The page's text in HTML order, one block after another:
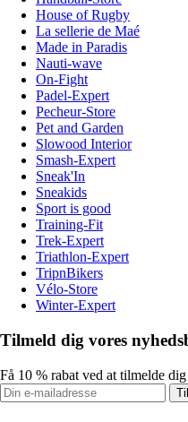
House of Rugby
La sellerie de Maé
Made in Paradis
Nauti-wave
On-Fight
Padel-Expert
Pecheur-Store
Pet and Garden
Slowood Interior
Smash-Expert
Sneak'In
Sneakids
Sport is good
Training-Fit
Trek-Expert
Triathlon-Expert
TripnBikers
Vélo-Store
Winter-Expert
Tilmeld dig vores
Få 10 % rabat ved at tilmelde